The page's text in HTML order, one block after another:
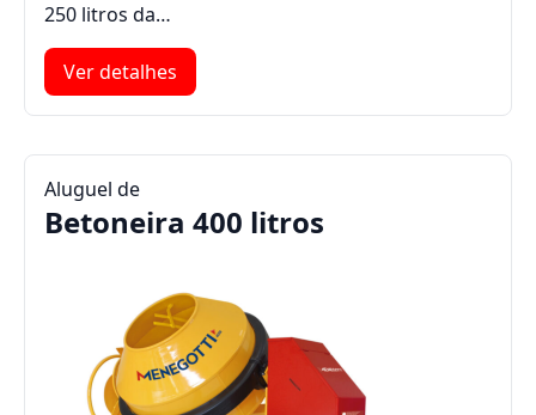
250 litros da…
Ver detalhes
Aluguel de
Betoneira 400 litros